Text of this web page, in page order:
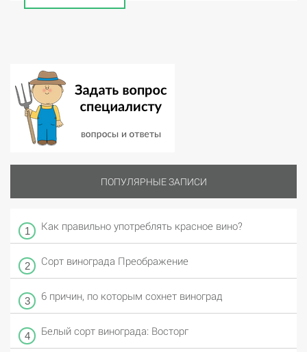
ПОПУЛЯРНЫЕ ЗАПИСИ
Как правильно употреблять красное вино?
Сорт винограда Преображение
6 причин, по которым сохнет виноград
Белый сорт винограда: Восторг